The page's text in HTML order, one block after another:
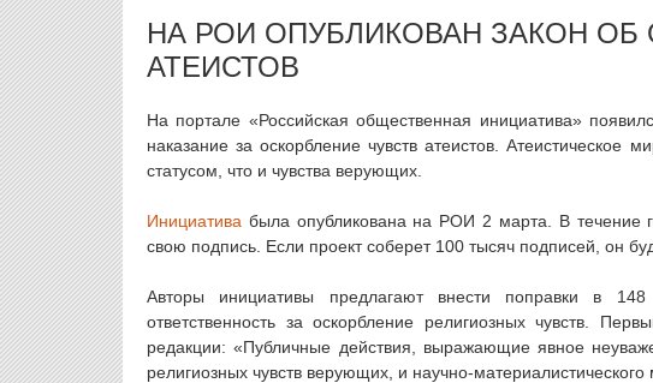
НА РОИ ОПУБЛИКОВАН ЗАКОН ОБ
АТЕИСТОВ
На портале «Российская общественная инициатива»
наказание за оскорбление чувств атеистов. Атеистическое
статусом, что и чувства верующих.
Инициатива была опубликована на РОИ 2 марта. В течение
свою подпись. Если проект соберет 100 тысяч подписей, он
Авторы инициативы предлагают внести поправки в
ответственность за оскорбление религиозных чувств.
редакции: «Публичные действия, выражающие явное
религиозных чувств верующих, и научно-материалистического